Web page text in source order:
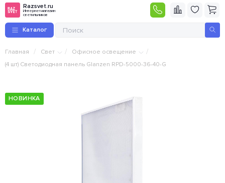
Razsvet.ru
Интернет-магазин
светильников
Каталог
Главная / Свет / Офисное освещение /
(4 шт) Светодиодная панель Glanzen RPD-5000-36-40-G
НОВИНКА